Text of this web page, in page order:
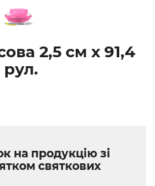
2,5 см х 91,4
на продукцію зі
святкових